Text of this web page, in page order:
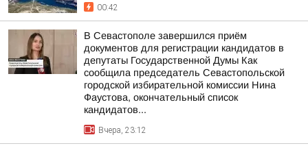
00:42
В Севастополе завершился приём
документов для регистрации кандидатов в
депутаты Государственной Думы Как
сообщила председатель Севастопольской
городской избирательной комиссии Нина
Фаустова, окончательный список
кандидатов...
Вчера, 23:12